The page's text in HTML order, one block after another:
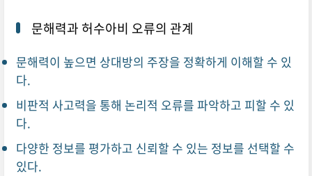
문해력과 허수아비 오류의 관계
문해력이 높으면 상대방의 주장을 정확하게 이해할 수 있
다.
비판적 사고력을 통해 논리적 오류를 파악하고 피할 수 있
다.
다양한 정보를 평가하고 신뢰할 수 있는 정보를 선택할 수
있다.